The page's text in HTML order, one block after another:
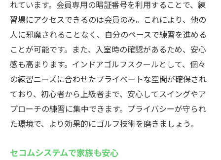
れています。会員専用の暗証番号を利用することで、練
習場にアクセスできるのは会員のみ。これにより、他の
人に邪魔されることなく、自分のペースで練習を進める
ことが可能です。また、入室時の確認があるため、安心
感も高まります。インドアゴルフスクールとして、個々
の練習ニーズに合わせたプライベートな空間が確保され
ており、初心者から上級者まで、安心してスイングやア
プローチの練習に集中できます。プライバシーが守られ
た環境で、より効果的にゴルフ技術を磨きましょう。
セコムシステムで家族も安心